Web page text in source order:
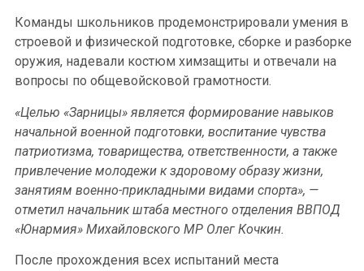
Команды школьников продемонстрировали умения в
строевой и физической подготовке, сборке и разборке
оружия, надевали костюм химзащиты и отвечали на
вопросы по общевойсковой грамотности.
«Целью «Зарницы» является формирование навыков
начальной военной подготовки, воспитание чувства
патриотизма, товарищества, ответственности, а также
привлечение молодежи к здоровому образу жизни,
занятиям военно-прикладными видами спорта», —
отметил начальник штаба местного отделения ВВПОД
«Юнармия» Михайловского МР Олег Кочкин.
После прохождения всех испытаний места